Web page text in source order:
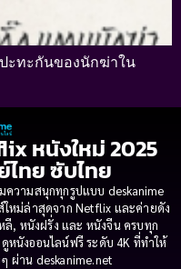
ะทะกันของนักฆ่าใน
หนังใหม่ 2025
ทย ซับไทย
ความสนุกทุกรูปแบบ deskanime
หม่ล่าสุดจาก Netflix และค่ายดัง
ลี, หนังฝรั่ง และ หนังจีน ครบทุก
นังออนไลน์ฟรี ระดับ 4K ที่ทำให้
ผ่าน deskanime.net